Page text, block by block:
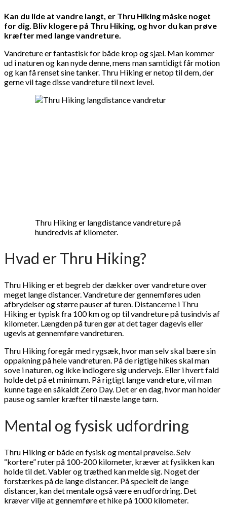
Kan du lide at vandre langt, er Thru Hiking måske noget
for dig. Bliv klogere på Thru Hiking, og hvor du kan prøve
kræfter med lange vandreture.
Vandreture er fantastisk for både krop og sjæl. Man kommer
ud i naturen og kan nyde denne, mens man samtidigt får motion
og kan få renset sine tanker. Thru Hiking er netop til dem, der
gerne vil tage disse vandreture til next level.
Thru Hiking er langdistance vandreture på
hundredvis af kilometer.
Hvad er Thru Hiking?
Thru Hiking er et begreb der dækker over vandreture over
meget lange distancer. Vandreture der gennemføres uden
afbrydelser og større pauser af turen. Distancerne i Thru
Hiking er typisk fra 100 km og op til vandreture på tusindvis af
kilometer. Længden på turen gør at det tager dagevis eller
ugevis at gennemføre vandreturen.
Thru Hiking foregår med rygsæk, hvor man selv skal bære sin
oppakning på hele vandreturen. På de rigtige hikes skal man
sove i naturen, og ikke indlogere sig undervejs. Eller i hvert fald
holde det på et minimum. På rigtigt lange vandreture, vil man
kunne tage en såkaldt Zero Day. Det er en dag, hvor man holder
pause og samler kræfter til næste lange tørn.
Mental og fysisk udfordring
Thru Hiking er både en fysisk og mental prøvelse. Selv
“kortere” ruter på 100-200 kilometer, kræver at fysikken kan
holde til det. Vabler og træthed kan melde sig. Noget der
forstærkes på de lange distancer. På specielt de lange
distancer, kan det mentale også være en udfordring. Det
kræver vilje at gennemføre et hike på 1000 kilometer.